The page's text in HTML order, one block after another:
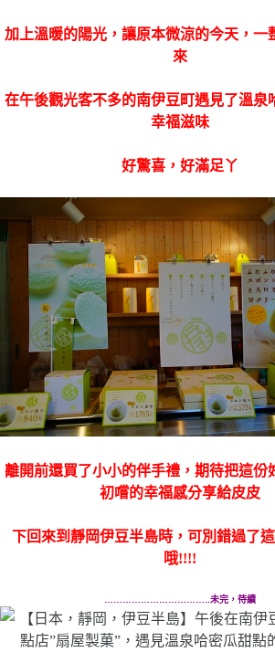
加上溫暖的陽光，讓原本微涼的今天，一
來
在午後觀光客不多的南伊豆町遇見了溫泉
幸福滋味
好驚喜，好滿足丫
離開前還買了小小的伴手禮，期待把這份
初嚐的幸福感分享給皮皮
下回來到靜岡伊豆半島時，可別錯過了
哦!!!!
……………………………..未完，待續